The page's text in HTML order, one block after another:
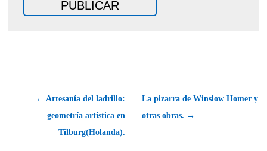
← Artesanía del ladrillo:
geometría artística en
Tilburg(Holanda).
La pizarra de Winslow Homer y
otras obras. →